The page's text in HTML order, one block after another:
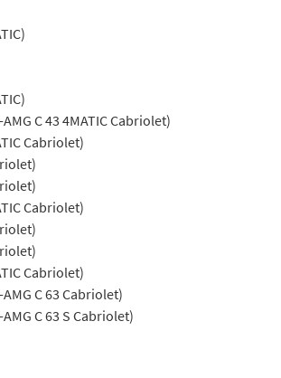
C 43 4MATIC Cabriolet)
Cabriolet)
Cabriolet)
Cabriolet)
C 63 Cabriolet)
C 63 S Cabriolet)